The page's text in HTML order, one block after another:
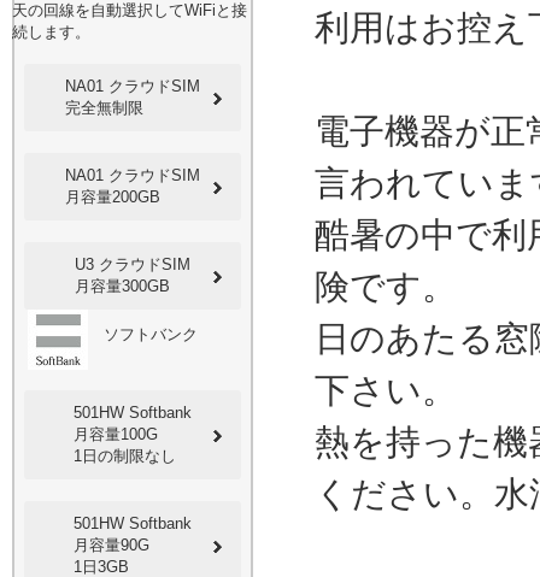
天の回線を自動選択してWiFiと接
続します。
NA01 クラウドSIM
完全無制限
NA01 クラウドSIM
月容量200GB
U3 クラウドSIM
月容量300GB
ソフトバンク
501HW Softbank
月容量100G
1日の制限なし
501HW Softbank
月容量90G
1日3GB
利用はお控え
電子機器が
言われてい
酷暑の中で利
険です。
日のあたる
下さい。
熱を持った
ください。